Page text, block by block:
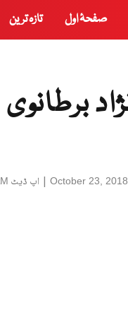
صفحۂ اول تازہ ترین
October 23,
| اپ ڈیٹ